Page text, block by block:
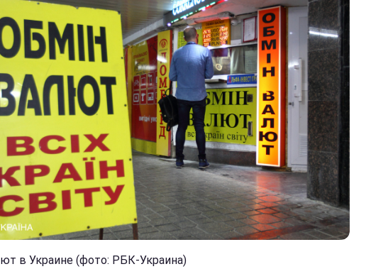
в Украине (фото: РБК-Украина)